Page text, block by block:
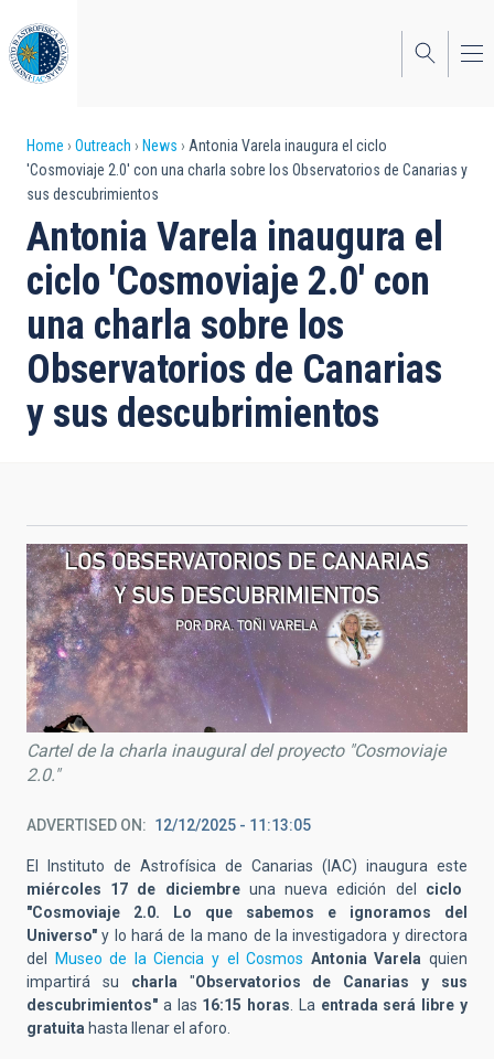
to
main
content
Breadcrumb
Home Outreach News
Antonia Varela inaugura el ciclo
'Cosmoviaje 2.0' con una charla sobre los Observatorios de Canarias y
sus descubrimientos
Antonia Varela inaugura el
ciclo 'Cosmoviaje 2.0' con
una charla sobre los
Observatorios de Canarias
y sus descubrimientos
Cartel de la charla inaugural del proyecto "Cosmoviaje
2.0."
ADVERTISED ON 12/12/2025 - 11:13:05
El Instituto de Astrofísica de Canarias (IAC) inaugura este
miércoles 17 de diciembreuna nueva edición del ciclo
"Cosmoviaje 2.0. Lo que sabemos e ignoramos del
Universo" y lo hará de la mano de la investigadora y directora
del
Museo de la Ciencia y el Cosmos Antonia Varela quien
impartirá su charla"Observatorios de Canarias y sus
descubrimientos" a las 16:15 horas. La entrada será libre y
gratuita hasta llenar el aforo.